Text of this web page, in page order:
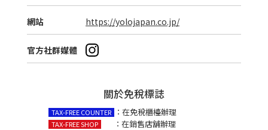
網站 https://yolojapan.co.jp/
官方社群媒體
關於免稅標誌
TAX-FREE COUNTER ：在免稅櫃檯辦理
TAX-FREE SHOP ：在銷售店舖辦理